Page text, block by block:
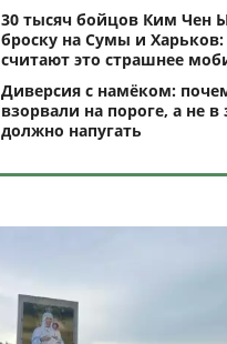
30 тысяч бойцов Ким Чен
броску на Сумы и
считают это страшнее
Диверсия с намёком:
взорвали на пороге, а не в
должно напугать